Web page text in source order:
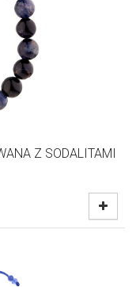
Z SODALITAMI